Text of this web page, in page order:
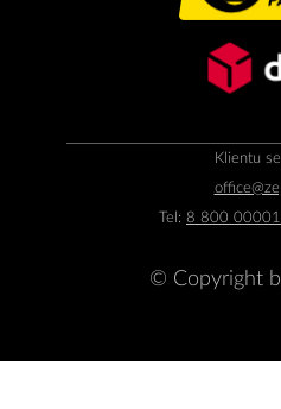
Klientu
Tel: 8 800
© Copyright